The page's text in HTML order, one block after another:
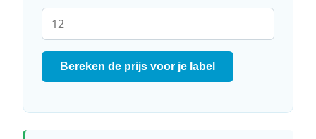
Bereken de prijs voor je label